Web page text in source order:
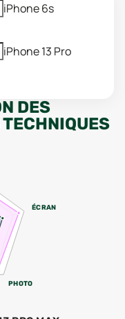
iPhone 6s
iPhone 13 Pro
DES
ÉCRAN
PHOTO